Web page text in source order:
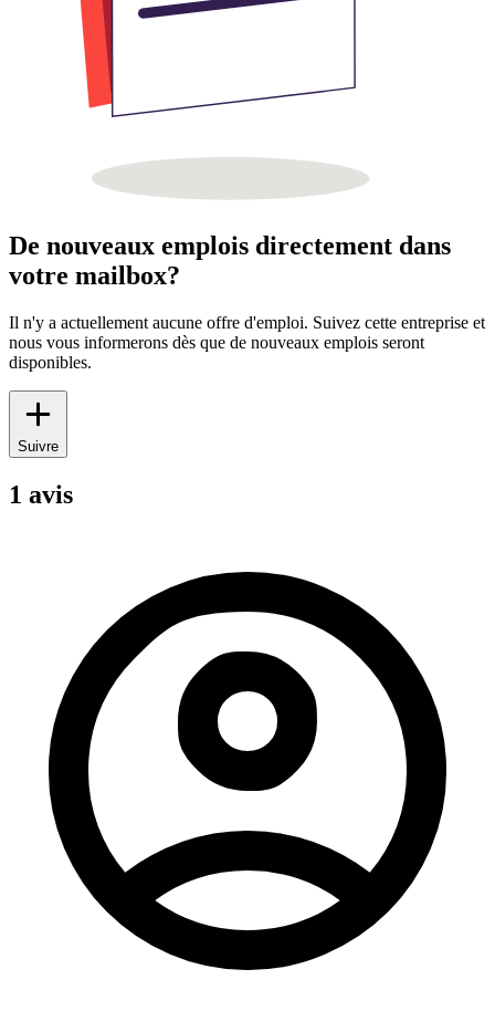
De nouveaux emplois directement dans
votre mailbox?
Il n'y a actuellement aucune offre d'emploi. Suivez cette entreprise et
nous vous informerons dès que de nouveaux emplois seront
disponibles.
Suivre
1 avis